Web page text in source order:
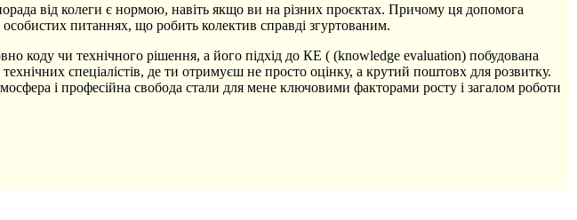
від колеги є нормою, навіть якщо ви на різних проєктах. Причому ця допомога
питаннях, що робить колектив справді згуртованим.
коду чи технічного рішення, а його підхід до КЕ ( (knowledge evaluation) побудована
спеціалістів, де ти отримуєш не просто оцінку, а крутий поштовх для розвитку.
і професійна свобода стали для мене ключовими факторами росту і загалом роботи